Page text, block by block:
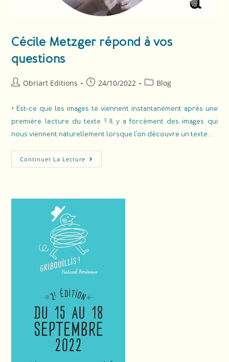
Cécile Metzger répond à vos
questions
Obriart Editions 24/10/2022 Blog
> Est-ce que les images te viennent instantanément après une
première lecture du texte ? Il y a forcément des images qui
nous viennent naturellement lorsque l'on découvre un texte…
Continuer La Lecture